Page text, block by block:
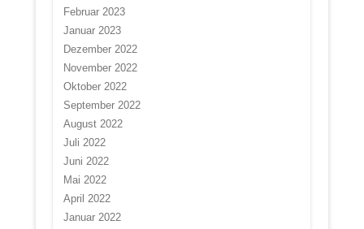
Februar 2023
Januar 2023
Dezember 2022
November 2022
Oktober 2022
September 2022
August 2022
Juli 2022
Juni 2022
Mai 2022
April 2022
Januar 2022